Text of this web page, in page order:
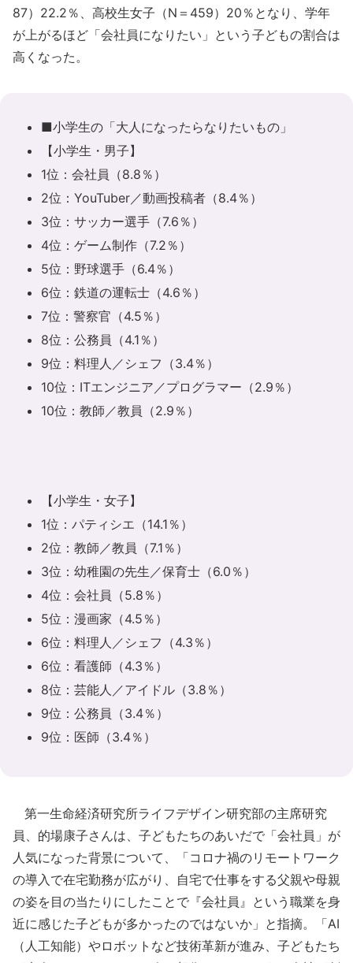
87）22.2％、高校生女子（N＝459）20％となり、学年
が上がるほど「会社員になりたい」という子どもの割合は
高くなった。
■小学生の「大人になったらなりたいもの」
【小学生・男子】
1位：会社員（8.8％）
2位：YouTuber／動画投稿者（8.4％）
3位：サッカー選手（7.6％）
4位：ゲーム制作（7.2％）
5位：野球選手（6.4％）
6位：鉄道の運転士（4.6％）
7位：警察官（4.5％）
8位：公務員（4.1％）
9位：料理人／シェフ（3.4％）
10位：ITエンジニア／プログラマー（2.9％）
10位：教師／教員（2.9％）
【小学生・女子】
1位：パティシエ（14.1％）
2位：教師／教員（7.1％）
3位：幼稚園の先生／保育士（6.0％）
4位：会社員（5.8％）
5位：漫画家（4.5％）
6位：料理人／シェフ（4.3％）
6位：看護師（4.3％）
8位：芸能人／アイドル（3.8％）
9位：公務員（3.4％）
9位：医師（3.4％）
第一生命経済研究所ライフデザイン研究部の主席研究
員、的場康子さんは、子どもたちのあいだで「会社員」が
人気になった背景について、「コロナ禍のリモートワーク
の導入で在宅勤務が広がり、自宅で仕事をする父親や母親
の姿を目の当たりにしたことで『会社員』という職業を身
近に感じた子どもが多かったのではないか」と指摘。「AI
（人工知能）やロボットなど技術革新が進み、子どもたち